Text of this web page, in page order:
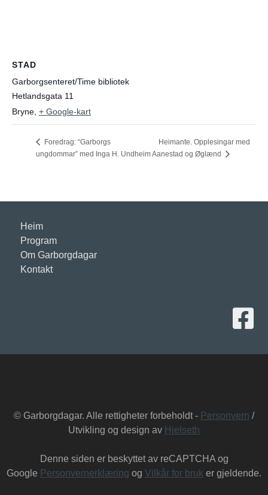
STAD
Garborgsenteret/Time bibliotek
Hetlandsgata 11
Bryne + Google-kart
Foredrag: “Garborgs
ungdommar” med Inga H. Undheim
Heimante. Opplesingar med
Aanestad og Øglænd
Heim
Program
Om Garborgdagar
Kontakt
Lenke
© Garborgdagar. Alle rettigheter forbeholdt - Personvern /
Utvikling og design av Hjelseth
Denne siden er beskyttet av reCAPTCHA og
Google Personvernerklæring og Vilkår for bruk er gjeldende.